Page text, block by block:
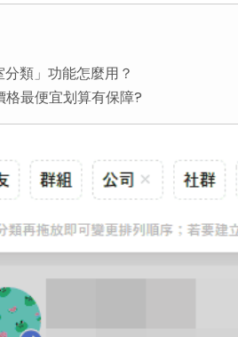
分類」功能怎麼用？
格最便宜划算有保障?